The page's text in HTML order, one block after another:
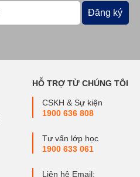
Đăng ký
HỖ TRỢ TỪ CHÚNG TÔI
CSKH & Sự kiện
1900 636 808
Tư vấn lớp học
1900 633 061
Liên hệ Email: